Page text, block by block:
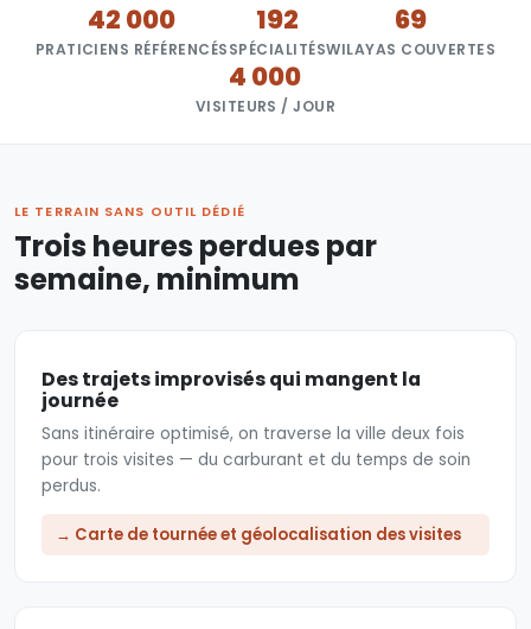
42 000
PRATICIENS RÉFÉRENCÉS
192
SPÉCIALITÉS
69
WILAYAS COUVERTES
4 000
VISITEURS / JOUR
LE TERRAIN SANS OUTIL DÉDIÉ
Trois heures perdues par
semaine, minimum
Des trajets improvisés qui mangent la
journée
Sans itinéraire optimisé, on traverse la ville deux fois
pour trois visites — du carburant et du temps de soin
perdus.
→ Carte de tournée et géolocalisation des visites